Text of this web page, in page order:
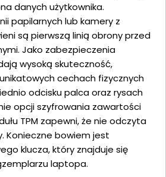
danych użytkownika.
papilarnych lub kamery z
są pierwszą linią obrony przed
Jako zabezpieczenia
wysoką skuteczność,
cechach fizycznych
odcisku palca oraz rysach
opcji szyfrowania zawartości
TPM zapewni, że nie odczyta
Konieczne bowiem jest
klucza, który znajduje się
laptopa.